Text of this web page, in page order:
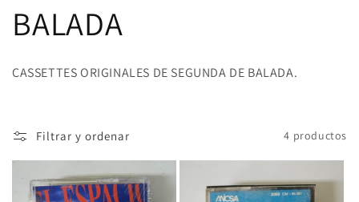
C
o
e
c
BALADA
CASSETTES ORIGINALES DE SEGUNDA DE BALADA.
Filtrar y ordenar 4 productos